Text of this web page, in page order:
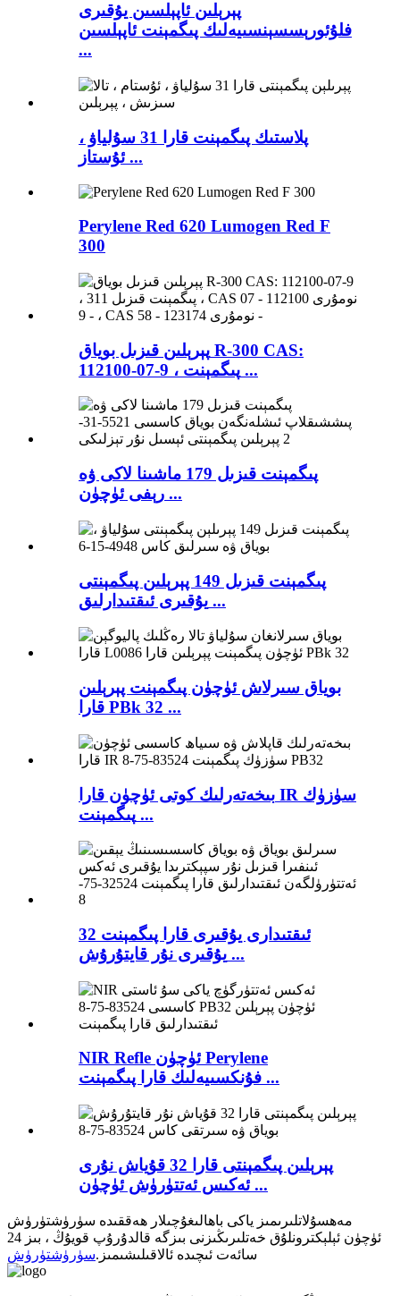
پېرېلىن ئاپېلسىن يۇقىرى
فلۇئورېسسېنسىيەلىك پىگمېنت ئاپېلسىن
...
پلاستىك پىگمېنت قارا 31 سۇلياۋ ،
ئۇستاز ...
Perylene Red 620 Lumogen Red F
300
پېرېلىن قىزىل بوياق R-300 CAS:
112100-07-9 ، پىگمېنت ...
پىگمېنت قىزىل 179 ماشىنا لاكى ۋە
رېفى ئۈچۈن ...
پىگمېنت قىزىل 149 پېرېلىن پىگمېنتى
يۇقىرى ئىقتىدارلىق ...
بوياق سىرلاش ئۈچۈن پىگمېنت پېرېلىن
قارا PBk 32 ...
بىخەتەرلىك كوتى ئۈچۈن قارا IR سۈزۈك
پىگمېنت ...
ئىقتىدارى يۇقىرى قارا پىگمېنت 32
يۇقىرى نۇر قايتۇرۇش ...
NIR Refle ئۈچۈن Perylene
فۇنكسىيەلىك قارا پىگمېنت ...
پېرېلىن پىگمېنتى قارا 32 قۇياش نۇرى
ئەكىس ئەتتۈرۈش ئۈچۈن ...
مەھسۇلاتلىرىمىز ياكى باھالىغۇچىلار ھەققىدە سۈرۈشتۈرۈش
ئۈچۈن ئېلېكترونلۇق خەتلىرىڭىزنى بىزگە قالدۇرۇپ قويۇڭ ، بىز 24
سائەت ئىچىدە ئالاقىلىشىمىز.سۈرۈشتۈرۈش